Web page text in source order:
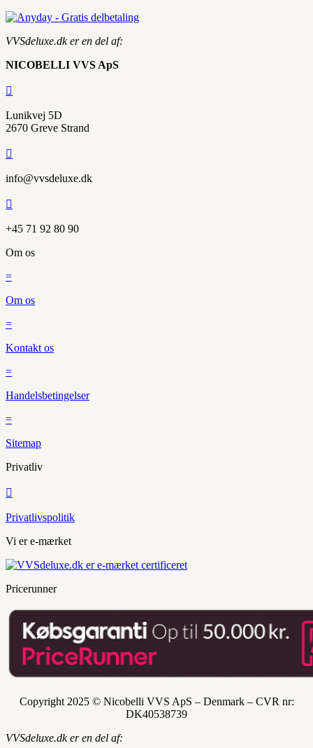
VVSdeluxe.dk er en del af:
NICOBELLI VVS ApS

Lunikvej 5D
2670 Greve Strand

info@vvsdeluxe.dk

+45 71 92 80 90
Om os
=
Om os
=
Kontakt os
=
Handelsbetingelser
=
Sitemap
Privatliv

Privatlivspolitik
Vi er e-mærket
Pricerunner
Copyright 2025 © Nicobelli VVS ApS – Denmark – CVR nr:
DK40538739
VVSdeluxe.dk er en del af: